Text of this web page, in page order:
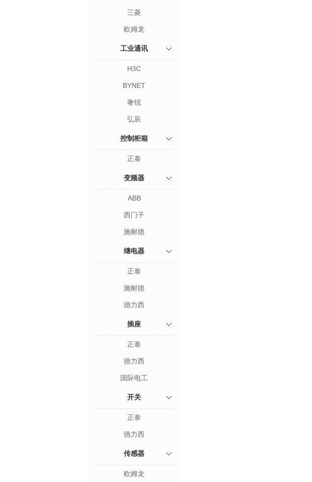
三菱
欧姆龙
工业通讯
H3C
BYNET
奢锐
弘辰
控制柜箱
正泰
变频器
ABB
西门子
施耐德
继电器
正泰
施耐德
德力西
插座
正泰
德力西
国际电工
开关
正泰
德力西
传感器
欧姆龙